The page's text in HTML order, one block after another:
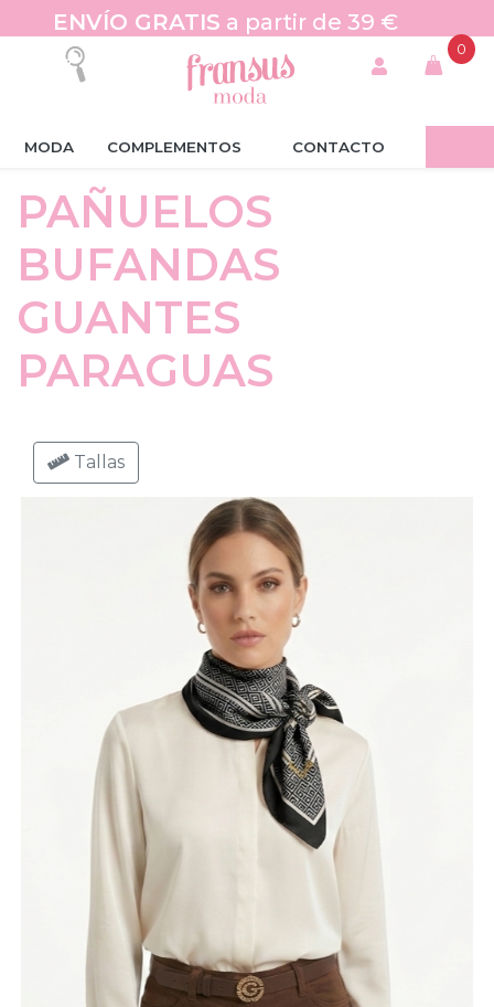
ENVÍO GRATIS a partir de 39 €
0
MODA COMPLEMENTOS CONTACTO
PAÑUELOS
BUFANDAS
GUANTES
PARAGUAS
Tallas